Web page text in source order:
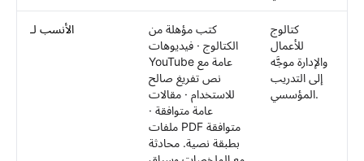
الأنسب لـ
كتب مؤهلة من
الكتالوج · فيديوهات
YouTube عامة مع
نص تفريغ صالح
للاستخدام · مقالات
عامة متوافقة ·
ملفات PDF متوافقة
بطبقة نصية. محادثة
كتالوج
للأعمال
والإدارة موجَّه
إلى التدريب
المؤسسي.